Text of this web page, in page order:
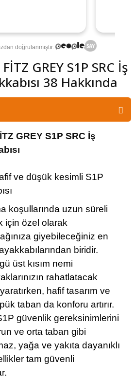
GREY S1P SRC İş
38 Hakkında
GREY S1P SRC İş
ve düşük kesimli S1P
koşullarında uzun süreli
için özel olarak
giyebileceğiniz en
biridir.
üst kısım nemi
rahatlatacak
hafif tasarım ve
taban da konforu artırır.
güvenlik gereksinimlerini
ve orta taban gibi
yağa ve yakıta dayanıklı
tam güvenli